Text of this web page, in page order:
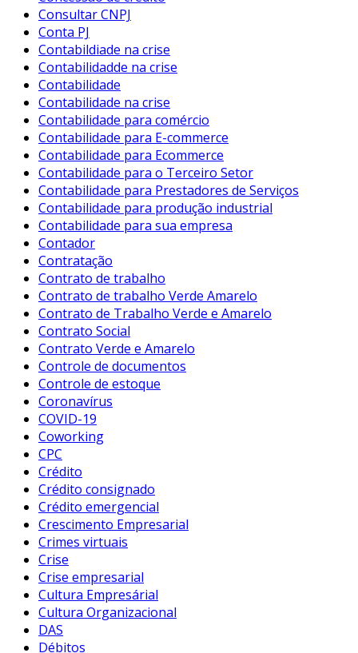
Consultar CNPJ
Conta PJ
Contabildiade na crise
Contabilidadde na crise
Contabilidade
Contabilidade na crise
Contabilidade para comércio
Contabilidade para E-commerce
Contabilidade para Ecommerce
Contabilidade para o Terceiro Setor
Contabilidade para Prestadores de Serviços
Contabilidade para produção industrial
Contabilidade para sua empresa
Contador
Contratação
Contrato de trabalho
Contrato de trabalho Verde Amarelo
Contrato de Trabalho Verde e Amarelo
Contrato Social
Contrato Verde e Amarelo
Controle de documentos
Controle de estoque
Coronavírus
COVID-19
Coworking
CPC
Crédito
Crédito consignado
Crédito emergencial
Crescimento Empresarial
Crimes virtuais
Crise
Crise empresarial
Cultura Empresárial
Cultura Organizacional
DAS
Débitos